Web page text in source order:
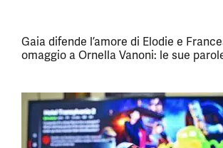
Gaia difende l’amore di Elodie e
omaggio a Ornella Vanoni: le sue